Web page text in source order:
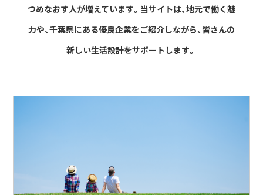
つめなおす人が増えています。 当サイトは、地元で働く魅
力や、千葉県にある優良企業をご紹介しながら、皆さんの
新しい生活設計をサポートします。